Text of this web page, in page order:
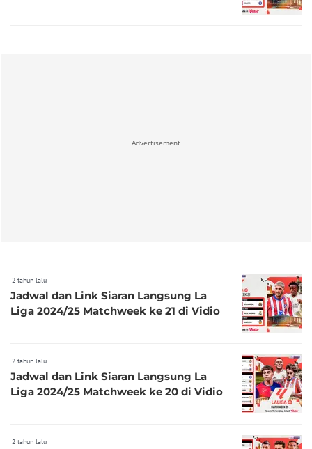
Advertisement
2 tahun lalu
Jadwal dan Link Siaran Langsung La
Liga 2024/25 Matchweek ke 21 di Vidio
2 tahun lalu
Jadwal dan Link Siaran Langsung La
Liga 2024/25 Matchweek ke 20 di Vidio
2 tahun lalu